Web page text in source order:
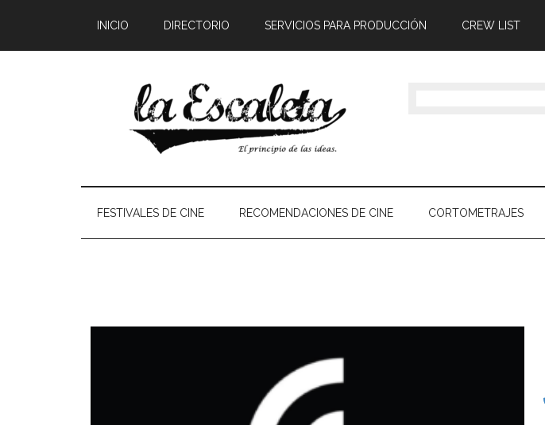
INICIO DIRECTORIO SERVICIOS PARA PRODUCCIÓN CREW LIST
FESTIVALES DE CINE RECOMENDACIONES DE CINE CORTOMETRAJES